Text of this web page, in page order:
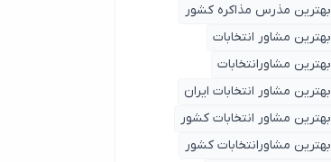
بهترین مذرس مذاکره کشور
بهترین مشاور انتخابات
بهترین مشاورانتخابات
بهترین مشاور انتخابات ایران
بهترین مشاور انتخابات کشور
بهترین مشاورانتخابات کشور